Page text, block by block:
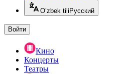
O’zbek tili Русский
Войти
Кино
Концерты
Театры